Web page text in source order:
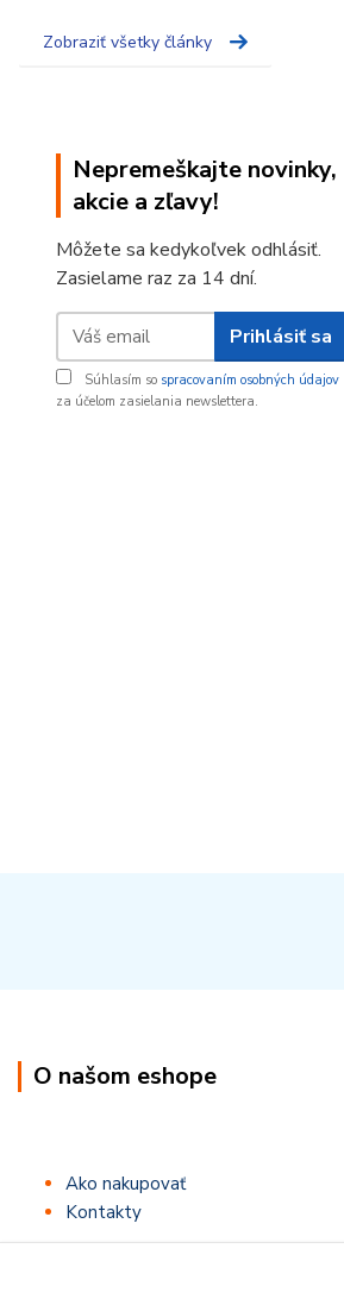
Zobraziť všetky články
Nepremeškajte novinky,
akcie a zľavy!
Môžete sa kedykoľvek odhlásiť.
Zasielame raz za 14 dní.
Prihlásiť sa
Súhlasím so spracovaním osobných údajov
za účelom zasielania newslettera.
O našom eshope
Ako nakupovať
Kontakty